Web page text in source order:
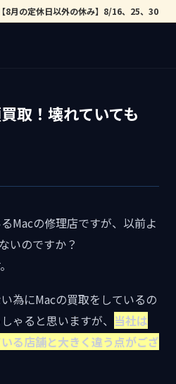
【8月の定休日以外の休み】8/16、25、30
取！壊れていても
Macの修理店ですが、以前よ
いのですか？
為にMacの買取をしているの
ゃると思いますが、 当社は
る店舗と大きく違う点がござ